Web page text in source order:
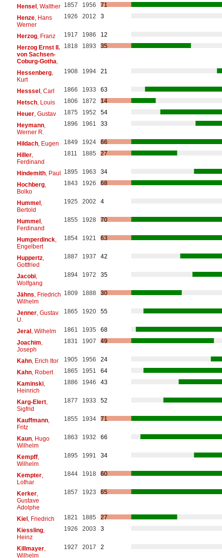
Hensel, Walther 1857 1956
71
Henze, Hans
Werner
1926 2012 3
Herzog, Franz 1917 1986
12
Herzog Ernst II.
von Sachsen-
Coburg-Gotha
1818 1893 35
Hessenberg,
Kurt
1908 1994 21
Hesssel, Carl 1866 1933
63
Hetsch, Louis 1806 1872
14
Heuer, Gustav 1875 1952
54
Heymann,
Werner R.
1896 1961 33
Hildach, Eugen 1849 1924
66
Hiller,
Ferdinand
1811 1885 27
Hindemith, Paul 1895 1963
34
Hochberg,
Bolko
1843 1926 68
Hummel,
Bertold
1925 2002 4
Hummel,
Ferdinand
1855 1928 70
Humperdinck,
Engelbert
1854 1921 63
Huppertz,
Gottfried
1887 1937 42
Jacobi,
Wolfgang
1894 1972 35
Jähns , Friedrich
Wilhelm
1809 1888 30
Jenner, Gustav
U.
1865 1920 55
Jeral, Wilhelm 1861 1935
68
Joachim
Joseph
1831 1907 49
Kahn, Erich Itor 1905 1956
24
Kahn, Robert 1865 1951
64
Kaminski,
Heinrich
1886 1946 43
Karg-Elert,
Sigfrid
1877 1933 52
Kauffmann,
Fritz
1855 1934 71
Kaun, Hugo
Wilhelm
1863 1932 66
Kempff,
Wilhelm
1895 1991 34
Kempter,
Lothar
1844 1918 60
Kerker,
Gustave
Adolphe
1857 1923 65
Kiel, Friedrich 1821 1885
27
Kiessling,
Heinz
1926 2003 3
Killmayer,
Wilhelm
1927 2017 2